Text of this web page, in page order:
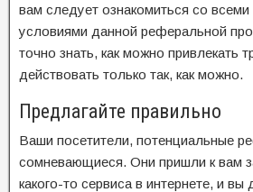
вам следует ознакомиться со
условиями данной реферальной
точно знать, как можно привлекать
действовать только так, как можно.
Предлагайте правильно
Ваши посетители, потенциальные
сомневающиеся. Они пришли к вам
какого-то сервиса в интернете, и